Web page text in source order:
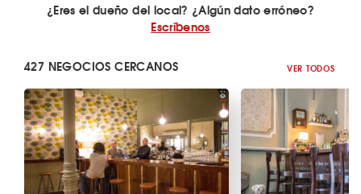
¿Eres el dueño del local? ¿Algún dato erróneo?
Escríbenos
427 NEGOCIOS CERCANOS VER TODOS